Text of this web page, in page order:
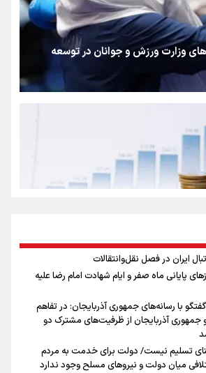
بزرگ؛ روایتِ یک استخوان، یک نسل، یک توهم!
و حق مردم برای شنیدن صدای رئیس‌جمهوری
از کنار مردم
که بغض چهارماهه را شکست؛ «آهای مردم، آقا از
که به دلم ماند
وزارت ورزش و جوانان در توسعه
بر ارزش افزوده چقدر است؟
ایران در فصل نقل‌وانتقالات
پایانی ماه صفر و ایام شهادت امام رضا علیه
با رسانه‌های جمهوری آذربایجان: در تفاهم
جمهوری آذربایجان از ظرفیت‌های مشترک دو
تسلیم نیست/ دولت برای خدمت به مردم
میان دولت و نیروهای مسلح وجود ندارد